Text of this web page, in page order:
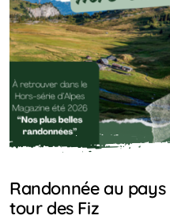
Randonnée au
tour des Fiz